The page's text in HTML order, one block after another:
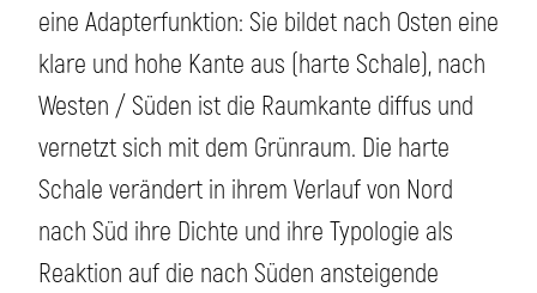
eine Adapterfunktion: Sie bildet nach Osten eine
klare und hohe Kante aus (harte Schale), nach
Westen / Süden ist die Raumkante diffus und
vernetzt sich mit dem Grünraum. Die harte
Schale verändert in ihrem Verlauf von Nord
nach Süd ihre Dichte und ihre Typologie als
Reaktion auf die nach Süden ansteigende